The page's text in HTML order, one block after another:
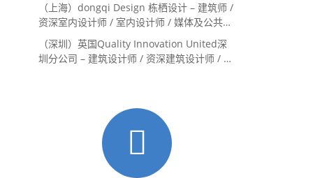
（上海）dongqi Design 栋栖设计 – 建筑师 /
资深室内设计师 / 室内设计师 / 媒体及公共关
系主管 / 设计实习生（常年招聘）
（深圳）英国Quality Innovation United深
圳分公司 – 建筑设计师 / 资深建筑设计师 / 室